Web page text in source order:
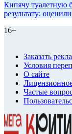
Кипячу туалетную
результату:
16+
Заказать
Условия
О сайте
Частые